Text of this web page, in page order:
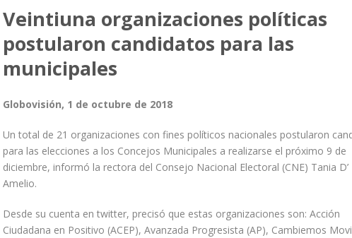
Veintiuna organizaciones políticas
postularon candidatos para las
municipales
Globovisión, 1 de octubre de 2018
Un total de 21 organizaciones con fines políticos nacionales postularon
para las elecciones a los Concejos Municipales a realizarse el próximo 9 de
diciembre, informó la rectora del Consejo Nacional Electoral (CNE) Tania D’
Amelio.
Desde su cuenta en twitter, precisó que estas organizaciones son: Acción
Ciudadana en Positivo (ACEP), Avanzada Progresista (AP), Cambiemos